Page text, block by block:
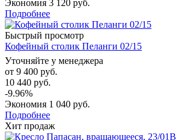
Экономия 3 120 руб.
Подробнее
Быстрый просмотр
Кофейный столик Пеланги 02/15
Уточняйте у менеджера
от 9 400 руб.
10 440 руб.
-9.96%
Экономия 1 040 руб.
Подробнее
Хит продаж